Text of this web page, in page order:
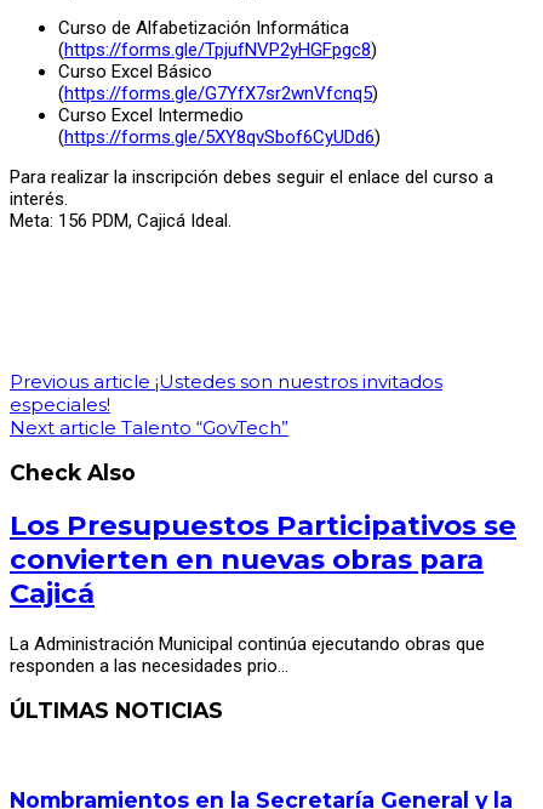
Curso de Alfabetización Informática
(https://forms.gle/TpjufNVP2yHGFpgc8)
Curso Excel Básico
(https://forms.gle/G7YfX7sr2wnVfcnq5)
Curso Excel Intermedio
(https://forms.gle/5XY8qvSbof6CyUDd6)
Para realizar la inscripción debes seguir el enlace del curso a
interés.
Meta: 156 PDM, Cajicá Ideal.
Previous article ¡Ustedes son nuestros invitados
especiales!
Next article Talento “GovTech”
Check Also
Los Presupuestos Participativos se
convierten en nuevas obras para
Cajicá
La Administración Municipal continúa ejecutando obras que
responden a las necesidades prio…
ÚLTIMAS NOTICIAS
Nombramientos en la Secretaría General y la